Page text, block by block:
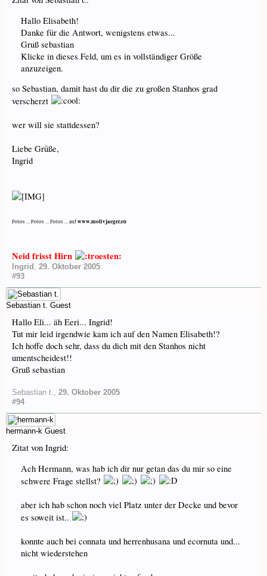
Hallo Elisabeth!
Danke für die Antwort, wenigstens etwas...
Gruß sebastian
Klicke in dieses Feld, um es in vollständiger Größe
anzuzeigen.
so Sebastian, damit hast du dir die zu großen Stanhos grad
verscherzt
wer will sie stattdessen?
Liebe Grüße,
Ingrid
Fotos ... Fotos ... Fotos ... aufwww.motivjaeger.eu
Neid frisst Hirn
Ingrid , 29. Oktober 2005
#93
Sebastian t. Guest
Hallo Eli... äh Eeri... Ingrid!
Tut mir leid irgendwie kam ich auf den Namen Elisabeth!?
Ich hoffe doch sehr, dass du dich mit den Stanhos nicht
umentscheidest!!
Gruß sebastian
Sebastian t., 29. Oktober 2005
#94
hermann-k Guest
Zitat von Ingrid:
Ach Hermann, was hab ich dir nur getan das du mir so eine
schwere Frage stellst?
aber ich hab schon noch viel Platz unter der Decke und bevor
es soweit ist..
konnte auch bei connata und herrenhusana und ecornuta und...
nicht wiederstehen